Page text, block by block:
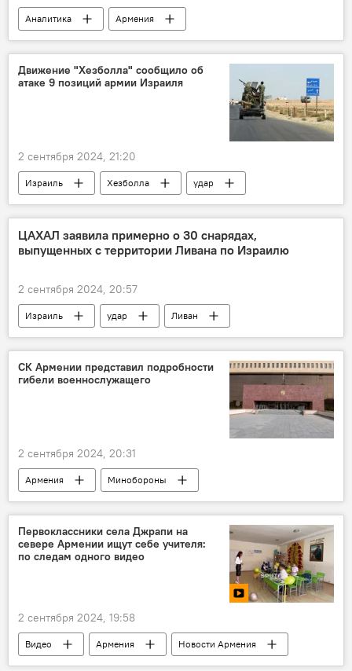
Аналитика
Армения
Пашинян Никол
Колумнисты
Движение "Хезболла" сообщило об
атаке 9 позиций армии Израиля
2 сентября 2024, 21:20
Израиль Хезболла
удар
В мире
ЦАХАЛ заявила примерно о 30 снарядах,
выпущенных с территории Ливана по Израилю
2 сентября 2024, 20:57
Израиль удар
Ливан
В мире
СК Армении представил подробности
гибели военнослужащего
2 сентября 2024, 20:31
Армения
Минобороны
военнослужащий
Политика
Первоклассники села Джрапи на
севере Армении ищут себе учителя:
по следам одного видео
2 сентября 2024, 19:58
Видео Армения
Новости Армения
Ширак
село школа